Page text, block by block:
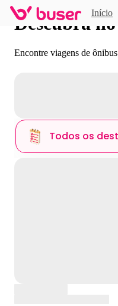
Início
Descubra
Encontre viagens de
Todos os